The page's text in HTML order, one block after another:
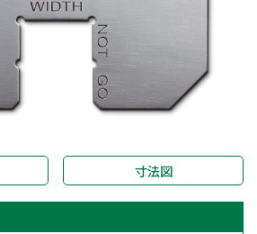
寸法図